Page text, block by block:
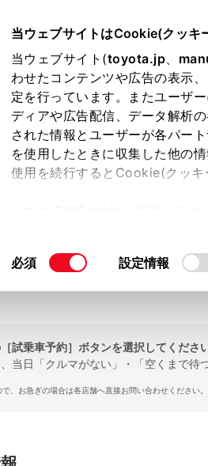
当ウェブサイトはCookie(クッキ
当ウェブサイト(toyota.jp、
わせたコンテンツや広告の表示
定を行っています。またユーザ
ディアや広告配信、データ解析
された情報とユーザーが各パー
を使用したときに収集した他の
使用を続行するとCookie(クッキ
て」をご覧ください。
同
択
必須 設定情報
ート トピックス
沼店
試乗車予約］ボタンを選択してください
当日「クルマがない」・「空くまで待
、お急ぎの場合は各店舗へ直接お問い合わせください。